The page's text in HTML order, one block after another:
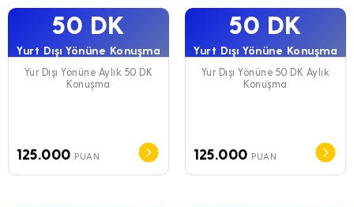
50 DK
Yurt Dışı Yönüne Konuşma
Yur Dışı Yönüne Aylık 50 DK
Konuşma
125.000 PUAN
50 DK
Yurt Dışı Yönüne Konuşma
Yur Dışı Yönüne 50 DK Aylık
Konuşma
125.000 PUAN